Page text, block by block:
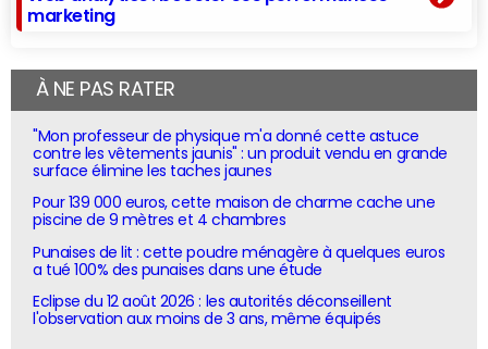
marketing
À NE PAS RATER
"Mon professeur de physique m'a donné cette astuce
contre les vêtements jaunis" : un produit vendu en grande
surface élimine les taches jaunes
Pour 139 000 euros, cette maison de charme cache une
piscine de 9 mètres et 4 chambres
Punaises de lit : cette poudre ménagère à quelques euros
a tué 100% des punaises dans une étude
Eclipse du 12 août 2026 : les autorités déconseillent
l'observation aux moins de 3 ans, même équipés